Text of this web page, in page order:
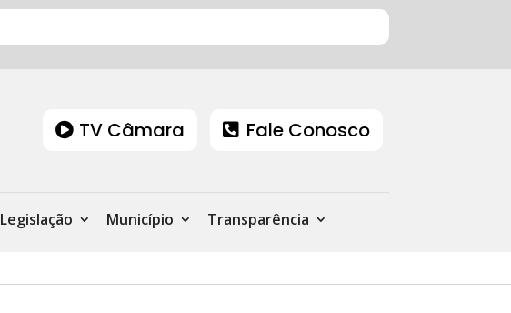
TV Câmara Fale Conosco
Legislação Município Transparência